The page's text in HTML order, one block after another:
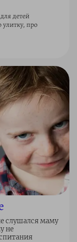
детей
про
слушался маму
не